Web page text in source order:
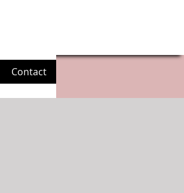
Contact